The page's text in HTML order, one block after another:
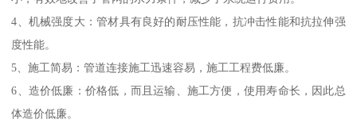
4、机械强度大：管材具有良好的耐压性能，抗冲击性能和抗拉伸强
度性能。
5、施工简易：管道连接施工迅速容易，施工工程费低廉。
6、造价低廉：价格低，而且运输、施工方便，使用寿命长，因此总
体造价低廉。